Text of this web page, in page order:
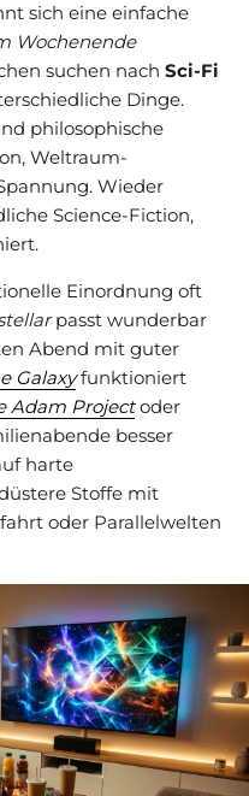
sich eine einfache
Wochenende
suchen nach Sci-Fi
Dinge.
philosophische
Weltraum-
Wieder
Science-Fiction,
Einordnung oft
passt wunderbar
Abend mit guter
Galaxyfunktioniert
Adam Projectoder
besser
harte
Stoffe mit
oder Parallelwelten